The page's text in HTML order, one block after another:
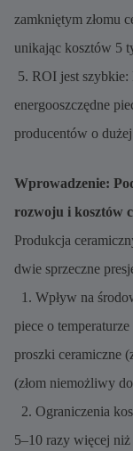
zamkniętym złomu
unikając kosztów 5
5. ROI jest szybkie:
energooszczędne
producentów o
Wprowadzenie:
rozwoju i kosztów
Produkcja
dwie sprzeczne
1. Wpływ na
piece o
proszki ceramiczne
(złom niemożliwy
2. Ograniczenia
5–10 razy więcej